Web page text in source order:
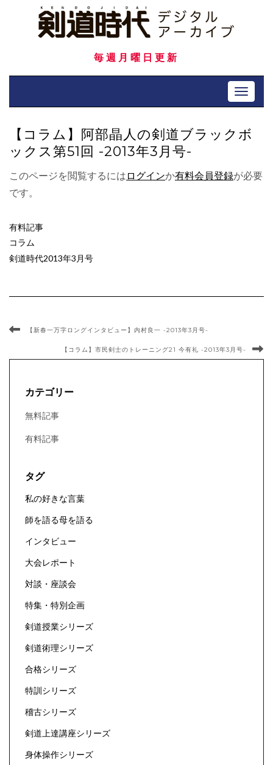
毎週月曜日更新
Toggle
【コラム】阿部晶人の剣道ブラックボ
ックス第51回 -2013年3月号-
このページを閲覧するには ログインか有料会員登録が必要
です。
有料記事
コラム
剣道時代2013年3月号
【新春一万字ロングインタビュー】内村良一 -2013年3月号-
【コラム】市民剣士のトレーニング21 今有礼 -2013年3月号-
カテゴリー
無料記事
有料記事
タグ
私の好きな言葉
師を語る母を語る
インタビュー
大会レポート
対談・座談会
特集・特別企画
剣道授業シリーズ
剣道術理シリーズ
合格シリーズ
特訓シリーズ
稽古シリーズ
剣道上達講座シリーズ
身体操作シリーズ